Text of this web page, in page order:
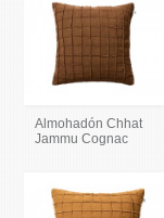
Almohadón Chhat
Jammu Cognac